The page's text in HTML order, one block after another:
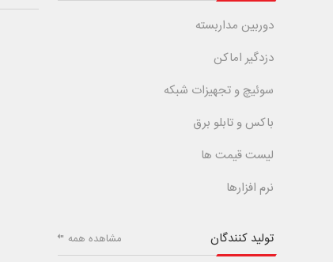
دوربین مداربسته
دزدگیر اماکن
سوئیچ و تجهیزات شبکه
باکس و تابلو برق
لیست قیمت ها
نرم افزارها
تولید کنندگان مشاهده همه